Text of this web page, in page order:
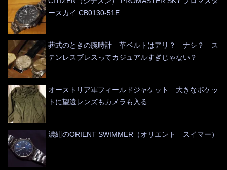
ースカイ CB0130-51E
葬式のときの腕時計 革ベルトはアリ？ ナシ？ ス
テンレスブレスってカジュアルすぎじゃない？
オーストリア軍フィールドジャケット 大きなポケッ
トに望遠レンズもカメラも入る
濃紺のORIENT SWIMMER（オリエント スイマー）